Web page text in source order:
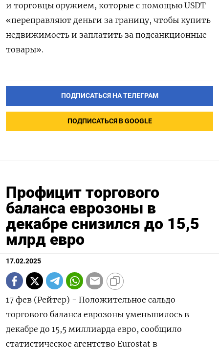
и торговцы оружием, которые с помощью USDT
«переправляют деньги за границу, чтобы купить
недвижимость и заплатить за подсанкционные
товары».
ПОДПИСАТЬСЯ НА ТЕЛЕГРАМ
ПОДПИСАТЬСЯ В GOOGLE
Профицит торгового
баланса еврозоны в
декабре снизился до 15,5
млрд евро
17.02.2025
17 фев (Рейтер) - Положительное сальдо
торгового баланса еврозоны уменьшилось в
декабре до 15,5 миллиарда евро, сообщило
статистическое агентство Eurostat в